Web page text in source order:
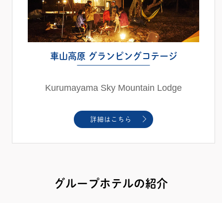
車山高原 グランピングコテージ
Kurumayama Sky Mountain Lodge
詳細はこちら
グループホテルの紹介